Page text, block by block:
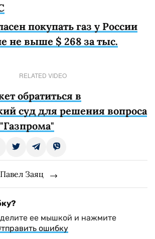
покупать газ у России
не выше $ 268 за тыс.
RELATED VIDEO
обратиться в
суд для решения вопроса
Заяц
ее мышкой и нажмите
ошибку